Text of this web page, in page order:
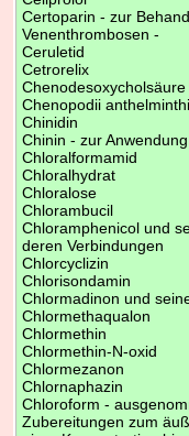
Certoparin - zur
Venenthrombosen -
Ceruletid
Cetrorelix
Chenodesoxycholsäure
Chenopodii
Chinidin
Chinin - zur
Chloralformamid
Chloralhydrat
Chloralose
Chlorambucil
Chloramphenicol und
deren Verbindungen
Chlorcyclizin
Chlorisondamin
Chlormadinon und
Chlormethaqualon
Chlormethin
Chlormethin-N-oxid
Chlormezanon
Chlornaphazin
Chloroform -
Zubereitungen zum